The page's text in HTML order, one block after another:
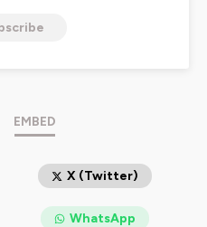
EMBED
X (Twitter)
WhatsApp